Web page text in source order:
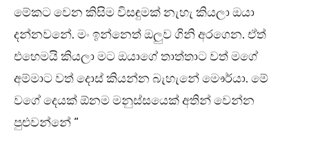
මේකට වෙන කිසිම විසඳුමක් නැහැ කියලා ඔයා
දන්නවනේ. මං ඉන්නෙත් ඔලුව ගිනි අරගෙන. ඒත්
එහෙමයි කියලා මට ඔයාගේ තාත්තාට වත් මගේ
අම්මාට වත් දොස් කියන්න බැහැනේ මෞර්යා. මේ
වගේ දෙයක් ඕනම මනුස්සයෙක් අතින් වෙන්න
පුළුවන්නේ “